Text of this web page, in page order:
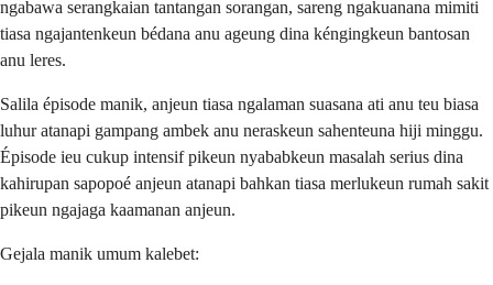
ngabawa serangkaian tantangan sorangan, sareng ngakuanana mimiti
tiasa ngajantenkeun bédana anu ageung dina kéngingkeun bantosan
anu leres.
Salila épisode manik, anjeun tiasa ngalaman suasana ati anu teu biasa
luhur atanapi gampang ambek anu neraskeun sahenteuna hiji minggu.
Épisode ieu cukup intensif pikeun nyababkeun masalah serius dina
kahirupan sapopoé anjeun atanapi bahkan tiasa merlukeun rumah sakit
pikeun ngajaga kaamanan anjeun.
Gejala manik umum kalebet: